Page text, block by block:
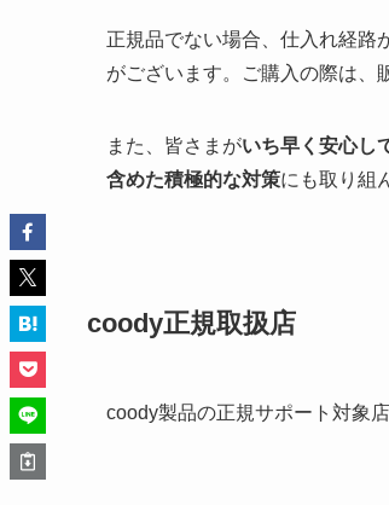
正規品でない場合、仕入れ経路
がございます。ご購入の際は、
また、皆さまがいち早く安心し
含めた積極的な対策にも取り組
coody正規取扱店
coody製品の正規サポート対象